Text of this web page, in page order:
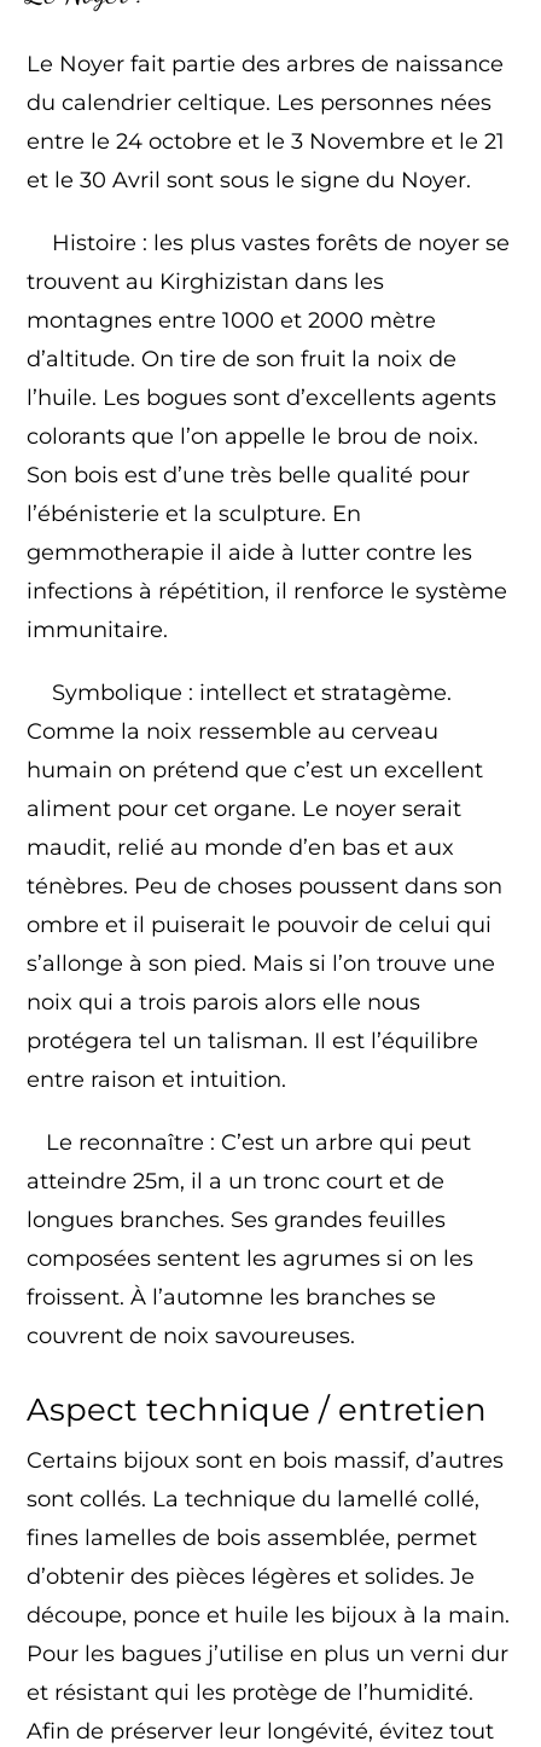
Le Noyer fait partie des arbres de naissance
du calendrier celtique. Les personnes nées
entre le 24 octobre et le 3 Novembre et le 21
et le 30 Avril sont sous le signe du Noyer.
Histoire : les plus vastes forêts de noyer se
trouvent au Kirghizistan dans les
montagnes entre 1000 et 2000 mètre
d’altitude. On tire de son fruit la noix de
l’huile. Les bogues sont d’excellents agents
colorants que l’on appelle le brou de noix.
Son bois est d’une très belle qualité pour
l’ébénisterie et la sculpture. En
gemmotherapie il aide à lutter contre les
infections à répétition, il renforce le système
immunitaire.
Symbolique : intellect et stratagème.
Comme la noix ressemble au cerveau
humain on prétend que c’est un excellent
aliment pour cet organe. Le noyer serait
maudit, relié au monde d’en bas et aux
ténèbres. Peu de choses poussent dans son
ombre et il puiserait le pouvoir de celui qui
s’allonge à son pied. Mais si l’on trouve une
noix qui a trois parois alors elle nous
protégera tel un talisman. Il est l’équilibre
entre raison et intuition.
Le reconnaître : C’est un arbre qui peut
atteindre 25m, il a un tronc court et de
longues branches. Ses grandes feuilles
composées sentent les agrumes si on les
froissent. À l’automne les branches se
couvrent de noix savoureuses.
Aspect technique / entretien
Certains bijoux sont en bois massif, d’autres
sont collés. La technique du lamellé collé,
fines lamelles de bois assemblée, permet
d’obtenir des pièces légères et solides. Je
découpe, ponce et huile les bijoux à la main.
Pour les bagues j’utilise en plus un verni dur
et résistant qui les protège de l’humidité.
Afin de préserver leur longévité, évitez tout